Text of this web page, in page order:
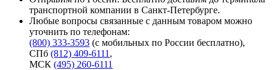
транспортной компании в Санкт-Петербурге.
Любые вопросы связанные с данным товаром можно
уточнить по телефонам:
(800) 333-3593 (с мобильных по России бесплатно),
СПб (812) 409-6111 ,
МСК (495) 260-6111